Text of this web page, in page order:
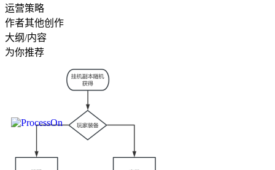
运营策略
作者其他创作
大纲/内容
为你推荐